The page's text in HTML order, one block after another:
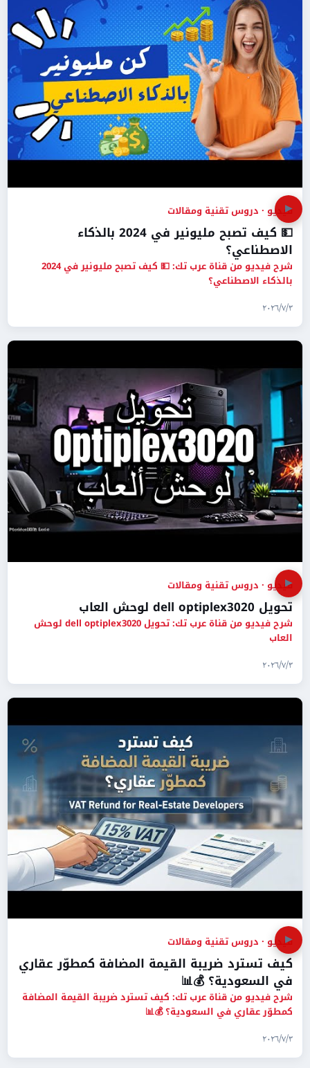
▶
فيديو · دروس تقنية ومقالات
💵 كيف تصبح مليونير في 2024 بالذكاء
الاصطناعي؟
شرح فيديو من قناة عرب تك: 💵 كيف تصبح مليونير في 2024
بالذكاء الاصطناعي؟
٣‏/٧‏/٢٠٢٦
▶
فيديو · دروس تقنية ومقالات
تحويل dell optiplex3020 لوحش العاب
شرح فيديو من قناة عرب تك: تحويل dell optiplex3020 لوحش
العاب
٣‏/٧‏/٢٠٢٦
▶
فيديو · دروس تقنية ومقالات
كيف تسترد ضريبة القيمة المضافة كمطوّر عقاري
في السعودية؟ 💰📊
شرح فيديو من قناة عرب تك: كيف تسترد ضريبة القيمة المضافة
كمطوّر عقاري في السعودية؟ 💰📊
٣‏/٧‏/٢٠٢٦